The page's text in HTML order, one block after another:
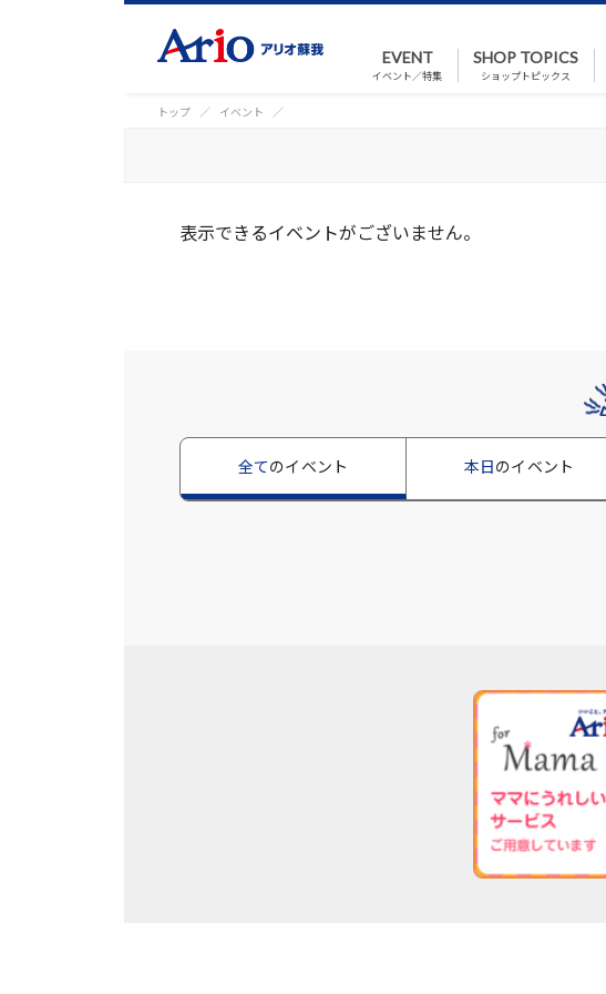
EVENT
イベント／特集
SHOP TOPICS
ショップトピックス
トップ イベント
表示できるイベントがございません。
全てのイベント 本日のイベント